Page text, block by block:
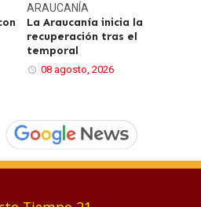
ARAUCANÍA
La Araucanía inicia la
recuperación tras el
temporal
08 agosto, 2026